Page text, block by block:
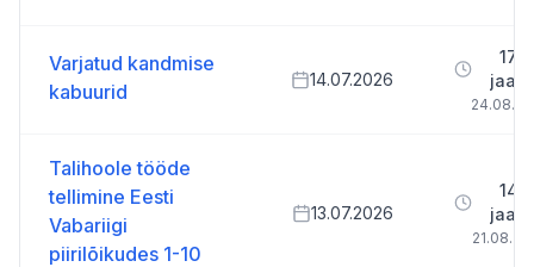
Varjatud kandmise
kabuurid
14.07.2026
17
Talihoole tööde
tellimine Eesti
Vabariigi
piirilõikudes 1-10
13.07.2026
14